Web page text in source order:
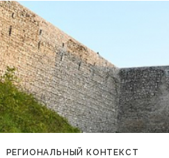
РЕГИОНАЛЬНЫЙ КОНТЕКСТ